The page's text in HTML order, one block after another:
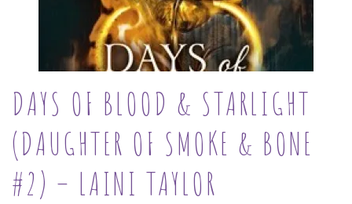
DAYS OF BLOOD & STARLIGHT
(DAUGHTER OF SMOKE & BONE
#2) – LAINI TAYLOR